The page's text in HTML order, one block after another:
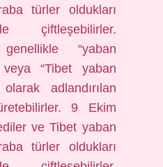
türler oldukları
çiftleşebilirler.
“yaban
“Tibet yaban
adlandırılan
9 Ekim
ve Tibet yaban
türler oldukları